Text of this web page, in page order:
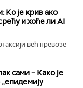
Ко је крив ако
и хоће ли AI
већ превозе
сами – Како је